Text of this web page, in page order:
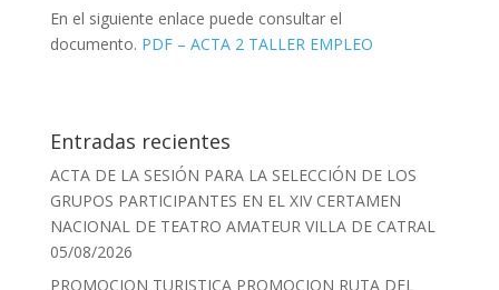
En el siguiente enlace puede consultar el
documento. PDF – ACTA 2 TALLER EMPLEO
Entradas recientes
ACTA DE LA SESIÓN PARA LA SELECCIÓN DE LOS
GRUPOS PARTICIPANTES EN EL XIV CERTAMEN
NACIONAL DE TEATRO AMATEUR VILLA DE CATRAL
05/08/2026
PROMOCION TURISTICA PROMOCION RUTA DEL